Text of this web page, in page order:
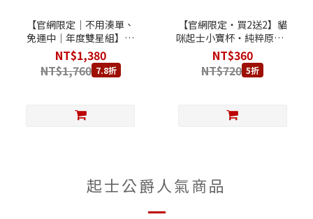
【官網限定｜不用湊單、
免運中｜年度雙星組】楓
糖蔓越莓乳酪蛋糕 6吋 +
朱古力圓舞曲乳酪蛋糕 6
吋
NT$1,380
NT$1,760 7.8折
【官網限定‧買2送2】貓
咪起士小寶杯‧純粹原味2
杯 + 楓糖蔓越莓2杯
NT$360
NT$720 5折
起士公爵人氣商品